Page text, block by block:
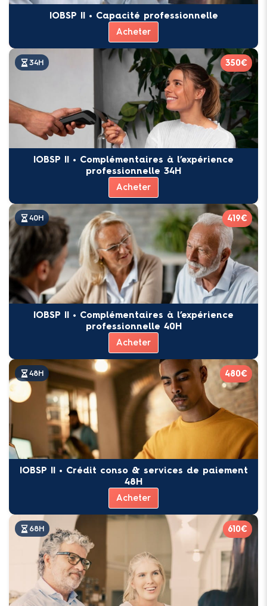
IOBSP II • Capacité professionnelle
Acheter
34H 350€
IOBSP II • Complémentaires à l’expérience
professionnelle 34H
Acheter
40H 419€
IOBSP II • Complémentaires à l’expérience
professionnelle 40H
Acheter
48H 480€
IOBSP II • Crédit conso & services de paiement
48H
Acheter
68H 610€